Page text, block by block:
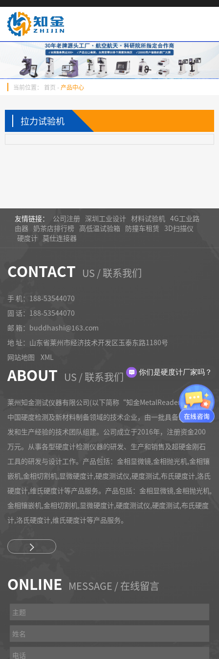
当前位置： 首页 - 产品中心
拉力试验机
友情链接： 公司注册 深圳工业设计 材料试验机 4G工业路
由器 奶茶店排行榜 高低温试验箱 防撞车租赁 3D扫描仪
硬度计 莫仕连接器
CONTACT US / 联系我们
手 机：188-53544070
固 话： 188-53544070
邮 箱：buddhashi@163.com
地 址：山东省莱州市经济技术开发区玉泰东路1180号
网站地图
XML
ABOUT US / 联系我们
莱州知金测试仪器有限公司(以下简称“知金MetalReader”)，作为
中国硬度检测及新材料制备领域的技术企业，由一批具备10多年研
发和生产经验的技术团队组建。公司成立于2016年，注册资金200
万元。从事各型硬度计检测仪器的研发、生产和销售及超硬金刚石
工具的研发与设计工作。产品包括：金相显微镜,金相抛光机,金相镶
嵌机,金相切割机,显微硬度计,硬度测试仪,硬度测试,布氏硬度计,洛氏
硬度计,维氏硬度计等产品服务。产品包括：金相显微镜,金相抛光机,
金相镶嵌机,金相切割机,显微硬度计,硬度测试仪,硬度测试,布氏硬度
计,洛氏硬度计,维氏硬度计等产品服务。
ONLINE MESSAGE / 在线留言
你们是硬度计厂家吗？